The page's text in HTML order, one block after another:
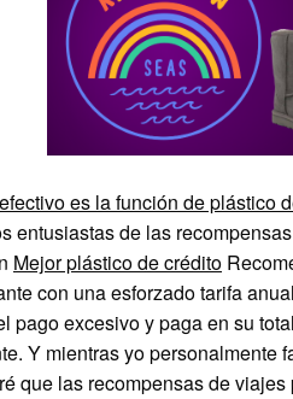
es la función de plástico
entusiastas de las
Mejor plástico de crédito
con una esforzado tarifa
pago excesivo y paga en su
Y mientras yo personalmente
que las recompensas de